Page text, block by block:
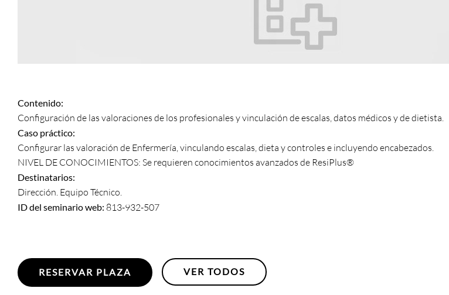
Contenido:
Configuración de las valoraciones de los profesionales y vinculación de escalas, datos médicos y de dietista.
Caso práctico:
Configurar las valoración de Enfermería, vinculando escalas, dieta y controles e incluyendo encabezados.
NIVEL DE CONOCIMIENTOS: Se requieren conocimientos avanzados de ResiPlus®
Destinatarios:
Dirección. Equipo Técnico.
ID del seminario web: 813-932-507
RESERVAR PLAZA VER TODOS